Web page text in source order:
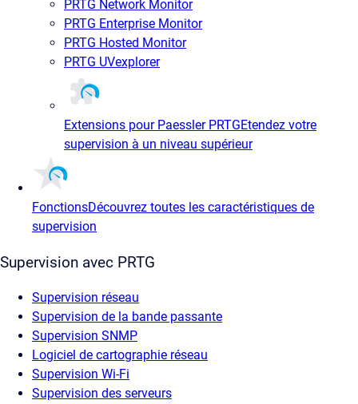
PRTG Network Monitor
PRTG Enterprise Monitor
PRTG Hosted Monitor
PRTG UVexplorer
Extensions pour Paessler PRTGEtendez votre
supervision à un niveau supérieur
FonctionsDécouvrez toutes les caractéristiques de
supervision
Supervision avec PRTG
Supervision réseau
Supervision de la bande passante
Supervision SNMP
Logiciel de cartographie réseau
Supervision Wi-Fi
Supervision des serveurs